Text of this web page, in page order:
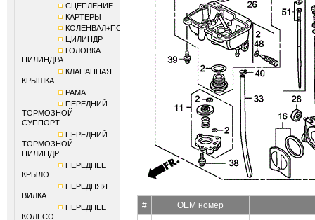
СЦЕПЛЕНИЕ
КАРТЕРЫ
КОЛЕНВАЛ+ПОРШЕНЬ
ЦИЛИНДР
ГОЛОВКА
ЦИЛИНДРА
КЛАПАННАЯ
КРЫШКА
РАМА
ПЕРЕДНИЙ
ТОРМОЗНОЙ
СУППОРТ
ПЕРЕДНИЙ
ТОРМОЗНОЙ
ЦИЛИНДР
ПЕРЕДНЕЕ
КРЫЛО
ПЕРЕДНЯЯ
ВИЛКА
ПЕРЕДНЕЕ
КОЛЕСО
# OEM номер